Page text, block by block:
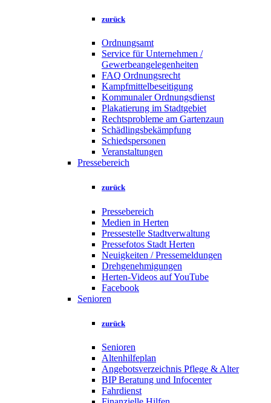
zurück
Ordnungsamt
Service für Unternehmen /
Gewerbeangelegenheiten
FAQ Ordnungsrecht
Kampfmittelbeseitigung
Kommunaler Ordnungsdienst
Plakatierung im Stadtgebiet
Rechtsprobleme am Gartenzaun
Schädlingsbekämpfung
Schiedspersonen
Veranstaltungen
Pressebereich
zurück
Pressebereich
Medien in Herten
Pressestelle Stadtverwaltung
Pressefotos Stadt Herten
Neuigkeiten / Pressemeldungen
Drehgenehmigungen
Herten-Videos auf YouTube
Facebook
Senioren
zurück
Senioren
Altenhilfeplan
Angebotsverzeichnis Pflege & Alter
BIP Beratung und Infocenter
Fahrdienst